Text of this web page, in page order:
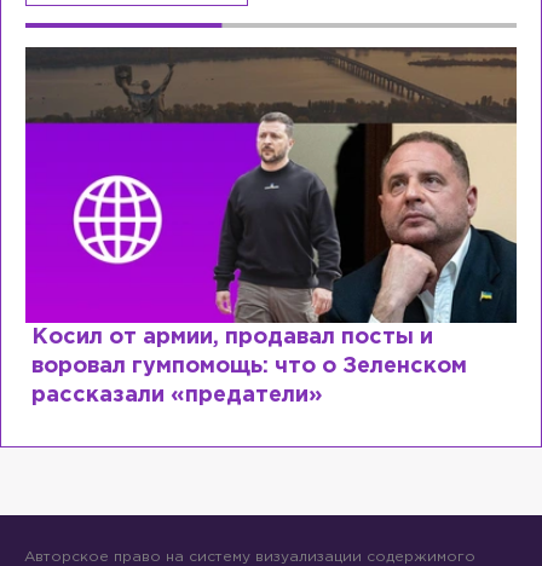
Косил от армии, продавал посты и
воровал гумпомощь: что о Зеленском
рассказали «предатели»
Авторское право на систему визуализации содержимого